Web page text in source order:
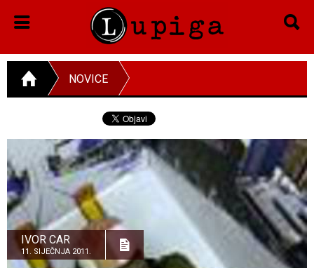
NOVICE
IVOR CAR
11. SIJEČNJA 2011.